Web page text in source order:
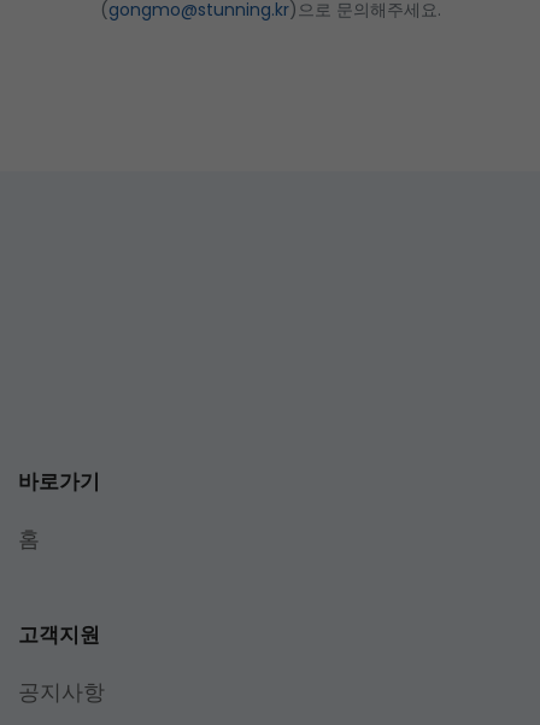
(gongmo@stunning.kr)으로 문의해주세요.
바로가기
홈
고객지원
공지사항